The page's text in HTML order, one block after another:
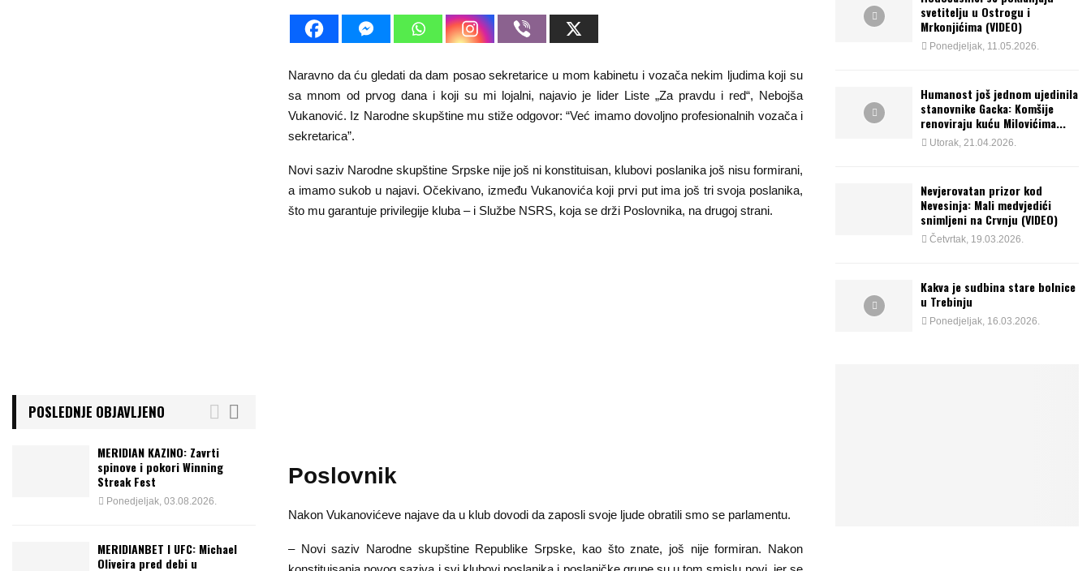
Naravno da ću gledati da dam posao sekretarice u mom kabinetu i vozača nekim ljudima koji su
sa mnom od prvog dana i koji su mi lojalni, najavio je lider Liste „Za pravdu i red“, Nebojša
Vukanović. Iz Narodne skupštine mu stiže odgovor: “Već imamo dovoljno profesionalnih vozača i
sekretarica”.
Novi saziv Narodne skupštine Srpske nije još ni konstituisan, klubovi poslanika još nisu formirani,
a imamo sukob u najavi. Očekivano, između Vukanovića koji prvi put ima još tri svoja poslanika,
što mu garantuje privilegije kluba – i Službe NSRS, koja se drži Poslovnika, na drugoj strani.
Poslovnik
Nakon Vukanovićeve najave da u klub dovodi da zaposli svoje ljude obratili smo se parlamentu.
– Novi saziv Narodne skupštine Republike Srpske, kao što znate, još nije formiran. Nakon
POSLEDNJE OBJAVLJENO
MERIDIAN KAZINO: Zavrti
spinove i pokori Winning
Streak Fest
Ponedjeljak, 03.08.2026.
MERIDIANBET I UFC: Michael
Oliveira pred debi u
svetitelju u Ostrogu i
Mrkonjićima (VIDEO)
Ponedjeljak, 11.05.2026.
Humanost još jednom ujedinila
stanovnike Gacka: Komšije
renoviraju kuću Milovićima...
Utorak, 21.04.2026.
Nevjerovatan prizor kod
Nevesinja: Mali medvjedići
snimljeni na Crvnju (VIDEO)
Četvrtak, 19.03.2026.
Kakva je sudbina stare bolnice
u Trebinju
Ponedjeljak, 16.03.2026.